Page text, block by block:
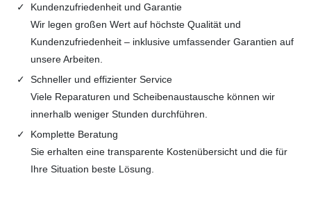
Kundenzufriedenheit und Garantie
Wir legen großen Wert auf höchste Qualität und
Kundenzufriedenheit – inklusive umfassender Garantien auf
unsere Arbeiten.
Schneller und effizienter Service
Viele Reparaturen und Scheibenaustausche können wir
innerhalb weniger Stunden durchführen.
Komplette Beratung
Sie erhalten eine transparente Kostenübersicht und die für
Ihre Situation beste Lösung.